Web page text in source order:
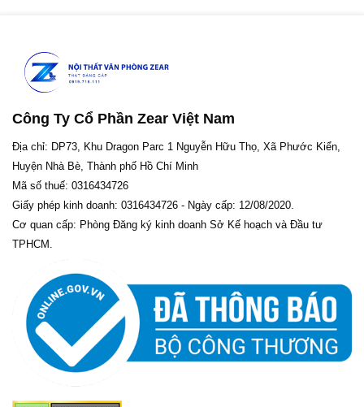
Công Ty Cổ Phần Zear Việt Nam
Địa chỉ: DP73, Khu Dragon Parc 1 Nguyễn Hữu Thọ, Xã Phước Kiển,
Huyện Nhà Bè, Thành phố Hồ Chí Minh
Mã số thuế: 0316434726
Giấy phép kinh doanh: 0316434726 - Ngày cấp: 12/08/2020.
Cơ quan cấp: Phòng Đăng ký kinh doanh Sở Kế hoạch và Đầu tư
TPHCM.